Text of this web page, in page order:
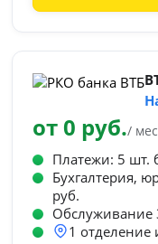
от 0 руб./
Платежи: 5 шт.
Бухгалтерия,
руб.
Обслуживание
1 отделение